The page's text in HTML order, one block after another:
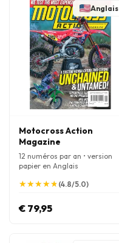
Anglais
Motocross Action
Magazine
12 numéros par an • version
papier en Anglais
★
★★
★★
★★
★★
★ (4.8/5.0)
€ 79,95